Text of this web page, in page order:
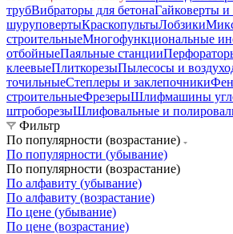
трубВибраторы для бетонаГайковерты
шуруповертыКраскопультыЛобзики
строительныеМногофункциональные
отбойныеПаяльные станции
клеевыеПлиткорезыПылесосы и
точильныеСтеплеры и заклепочники
строительныеФрезерыШлифмашины
штроборезыШлифовальные и
Фильтр
По популярности (возрастание)
По популярности (убывание)
По популярности (возрастание)
По алфавиту (убывание)
По алфавиту (возрастание)
По цене (убывание)
По цене (возрастание)